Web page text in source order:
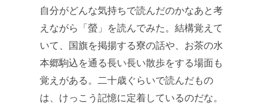
自分がどんな気持ちで読んだのかなあと考
えながら「螢」を読んでみた。結構覚えて
いて、国旗を掲揚する寮の話や、お茶の水
本郷駒込を通る長い長い散歩をする場面も
覚えがある。二十歳ぐらいで読んだもの
は、けっこう記憶に定着しているのだな。